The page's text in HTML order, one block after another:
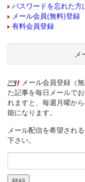
パスワードを忘れた方
メール会員(無料)登録
有料会員登録
メ
メール会員登録（
た記事を毎日メールで
れますと、毎週月曜か
能になります。
メール配信を希望され
下さい。